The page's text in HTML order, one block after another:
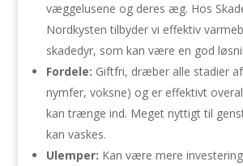
væggelusene og deres æg. Hos
Nordkysten tilbyder vi effektiv
skadedyr, som kan være en god
Fordele: Giftfri, dræber alle stadier
nymfer, voksne) og er effektivt
kan trænge ind. Meget nyttigt til
kan vaskes.
Ulemper: Kan være mere